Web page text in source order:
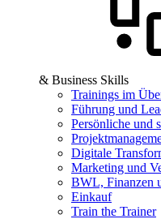
& Business Skills
Trainings im
Führung und
Persönliche und
Digitale
Marketing und
BWL, Finanzen
Einkauf
Train the Trainer